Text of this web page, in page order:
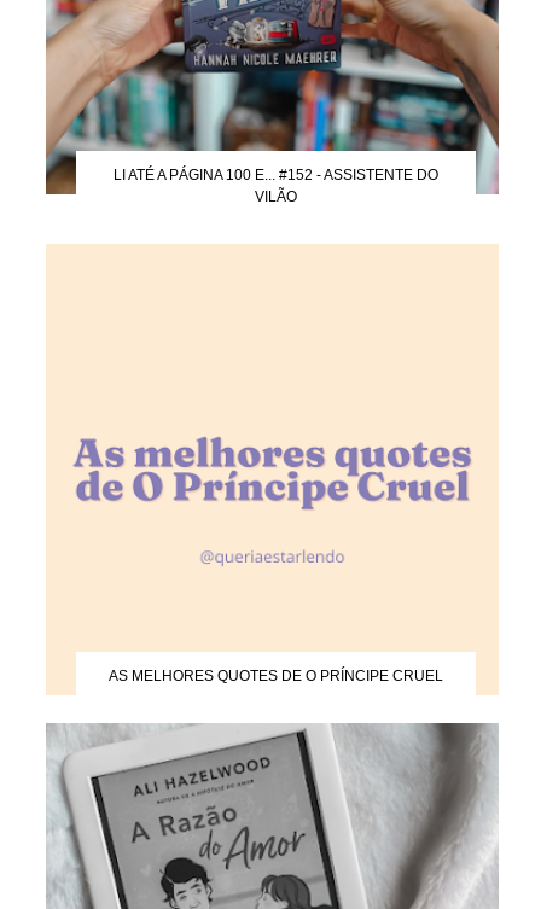
LI ATÉ A PÁGINA 100 E... #152 - ASSISTENTE DO
VILÃO
AS MELHORES QUOTES DE O PRÍNCIPE CRUEL